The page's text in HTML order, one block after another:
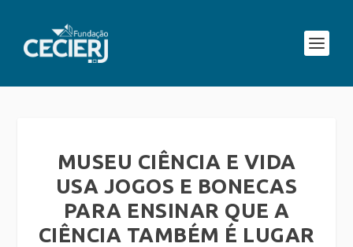
MUSEU CIÊNCIA E VIDA
USA JOGOS E BONECAS
PARA ENSINAR QUE A
CIÊNCIA TAMBÉM É LUGAR